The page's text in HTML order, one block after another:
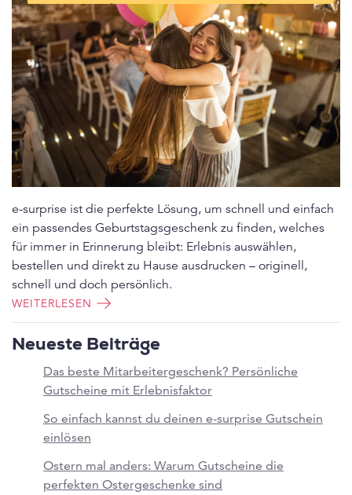
e-surprise ist die perfekte Lösung, um schnell und einfach
ein passendes Geburtstagsgeschenk zu finden, welches
für immer in Erinnerung bleibt: Erlebnis auswählen,
bestellen und direkt zu Hause ausdrucken – originell,
schnell und doch persönlich.
WEITERLESEN
Neueste Beiträge
Das beste Mitarbeitergeschenk? Persönliche
Gutscheine mit Erlebnisfaktor
So einfach kannst du deinen e-surprise Gutschein
einlösen
Ostern mal anders: Warum Gutscheine die
perfekten Ostergeschenke sind